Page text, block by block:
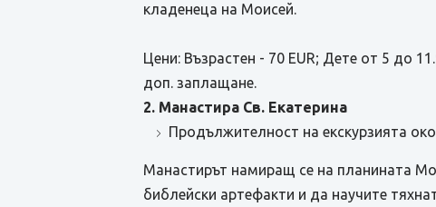
кладенеца на Моисей.
Цени: Възрастен - 70 EUR; Дете от 5 до
доп. заплащане.
2. Манастира Св. Екатерина
Продължителност на екскурзията
Манастирът намиращ се на планината
библейски артефакти и да научите